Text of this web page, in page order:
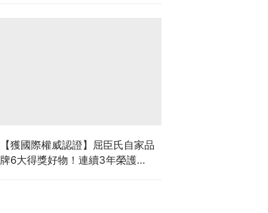
【獲國際權威認證】屈臣氏自家品
牌6大得獎好物！連續3年榮護